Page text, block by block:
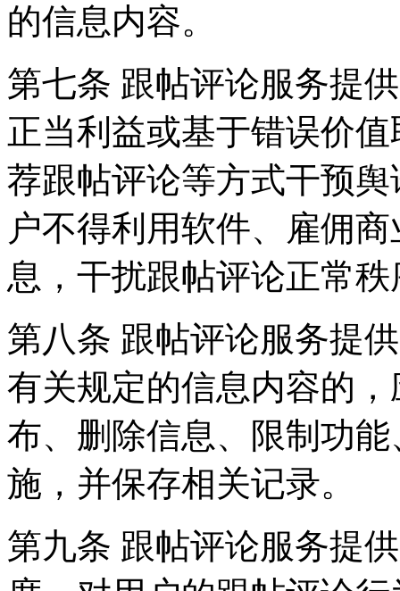
的信息内容。
第七条 跟帖评论服务提
正当利益或基于错误价
荐跟帖评论等方式干预
户不得利用软件、雇佣
息，干扰跟帖评论正常
第八条 跟帖评论服务提
有关规定的信息内容的
布、删除信息、限制功
施，并保存相关记录。
第九条 跟帖评论服务提